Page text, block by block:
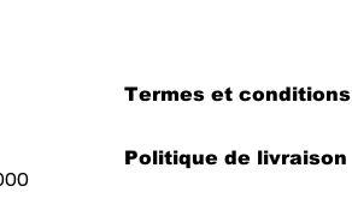
Termes et conditions
Politique de livraison